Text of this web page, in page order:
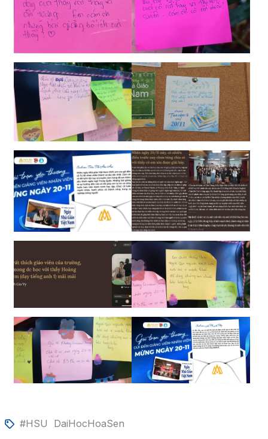
#HSU DaiHocHoaSen